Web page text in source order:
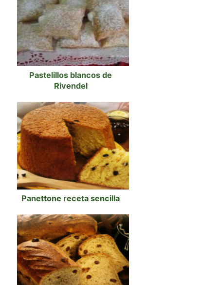
Pastelillos blancos de
Rivendel
Panettone receta sencilla